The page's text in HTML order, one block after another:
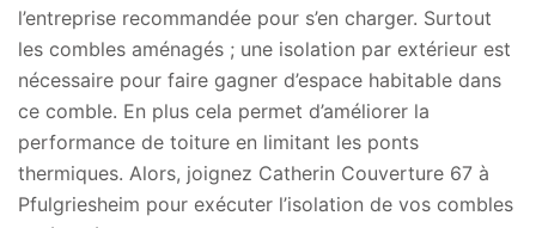
l’entreprise recommandée pour s’en charger. Surtout
les combles aménagés ; une isolation par extérieur est
nécessaire pour faire gagner d’espace habitable dans
ce comble. En plus cela permet d’améliorer la
performance de toiture en limitant les ponts
thermiques. Alors, joignez Catherin Couverture 67 à
Pfulgriesheim pour exécuter l’isolation de vos combles